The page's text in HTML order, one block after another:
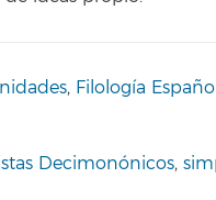
, Filología
Decimonónicos,